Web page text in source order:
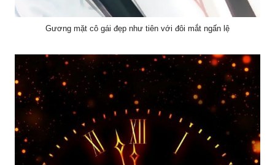
Gương mặt cô gái đẹp như tiên với đôi mắt ngấn lệ